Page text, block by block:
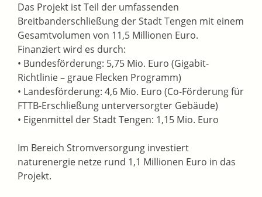
Das Projekt ist Teil der umfassenden
Breitbanderschließung der Stadt Tengen mit einem
Gesamtvolumen von 11,5 Millionen Euro.
Finanziert wird es durch:
• Bundesförderung: 5,75 Mio. Euro (Gigabit-
Richtlinie – graue Flecken Programm)
• Landesförderung: 4,6 Mio. Euro (Co-Förderung für
FTTB-Erschließung unterversorgter Gebäude)
• Eigenmittel der Stadt Tengen: 1,15 Mio. Euro
Im Bereich Stromversorgung investiert
naturenergie netze rund 1,1 Millionen Euro in das
Projekt.